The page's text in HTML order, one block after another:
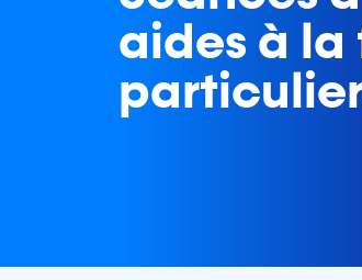
aides à